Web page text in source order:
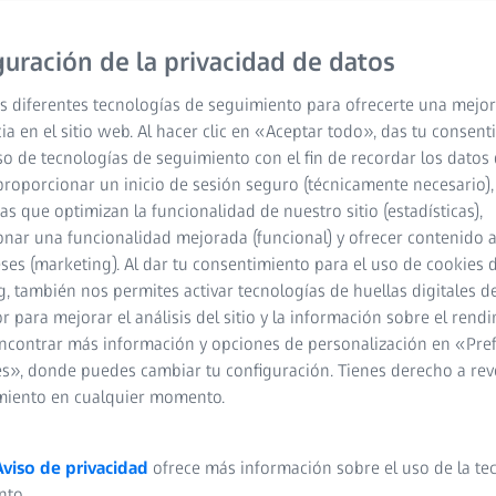
un buen par de gafas de sol no son solo un accesorio
sol brillante y protege sus ojos de la nociva radiación UV.
para cualquier situación por igual. Ya sea que practique
de cuándo usará las gafas de sol, hay diferentes
de protección solar le ayudarán a encontrar las gafas de
protección necesita, cómo varían las diferentes categorías
más adecuadas para una actividad en particular.
de la privacidad de datos
diferentes tecnologías de seguimiento para ofrecerte una mejor
en el sitio web. Al hacer clic en «Aceptar todo», das tu
de tecnologías de seguimiento con el fin de recordar los datos
un inicio de sesión seguro (técnicamente
que optimizan la funcionalidad de nuestro sitio (estadísticas),
una funcionalidad mejorada (funcional) y ofrecer contenido
(marketing). Al dar tu consentimiento para el uso de cookies
también nos permites activar tecnologías de huellas digitales
para mejorar el análisis del sitio y la información sobre el
más información y opciones de personalización en
donde puedes cambiar tu configuración. Tienes derecho a
en cualquier momento.
de privacidad ofrece más información sobre el uso de la